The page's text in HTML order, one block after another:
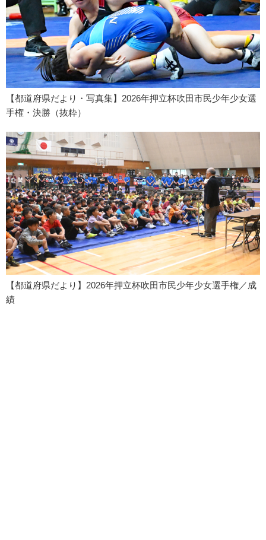
【都道府県だより・写真集】2026年押立杯吹田市民少年少女選
手権・決勝（抜粋）
【都道府県だより】2026年押立杯吹田市民少年少女選手権／成
績